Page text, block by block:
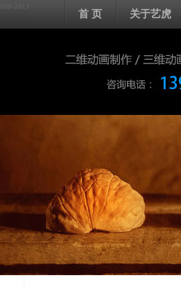
首 页 关于艺虎